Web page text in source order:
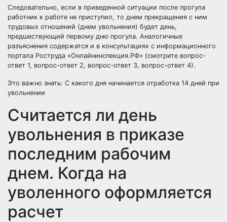
Следовательно, если в приведенной ситуации после прогула
работник к работе не приступил, то днем прекращения с ним
трудовых отношений (днем увольнения) будет день,
предшествующий первому дню прогула. Аналогичные
разъяснения содержатся и в консультациях с информационного
портала Роструда «Онлайнинспекция.РФ» (смотрите вопрос-
ответ 1, вопрос-ответ 2, вопрос-ответ 3, вопрос-ответ 4).
Это важно знать: С какого дня начинается отработка 14 дней при
увольнении
Считается ли день
увольнения в приказе
последним рабочим
днем. Когда на
уволенного оформляется
расчет